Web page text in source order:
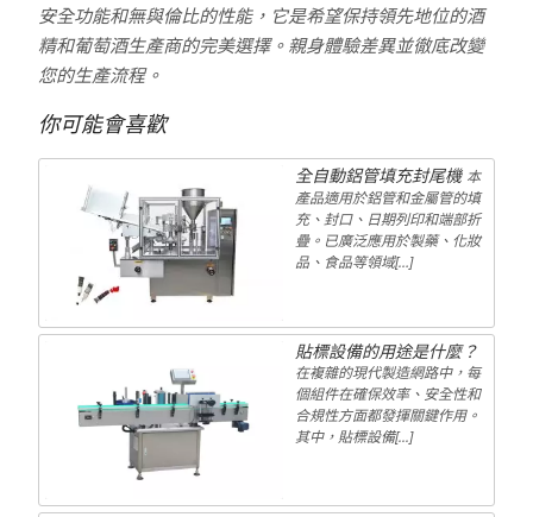
安全功能和無與倫比的性能，它是希望保持領先地位的酒
精和葡萄酒生產商的完美選擇。親身體驗差異並徹底改變
您的生產流程。
你可能會喜歡
全自動鋁管填充封尾機 本
產品適用於鋁管和金屬管的填
充、封口、日期列印和端部折
疊。已廣泛應用於製藥、化妝
品、食品等領域[…]
貼標設備的用途是什麼？
在複雜的現代製造網路中，每
個組件在確保效率、安全性和
合規性方面都發揮關鍵作用。
其中，貼標設備[...]